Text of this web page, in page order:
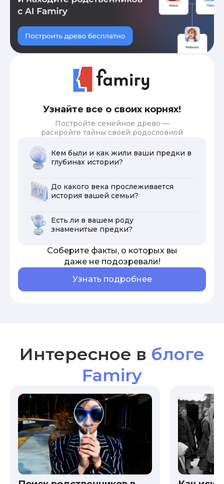
Узнайте все о своих корнях!
Постройте семейное древо —
раскройте тайны своей родословной
Кем были и как жили ваши предки в
глубинах истории?
До какого века прослеживается
история вашей семьи?
Есть ли в вашем роду
знаменитые предки?
Соберите факты, о которых вы
даже не подозревали!
Узнать подробнее
Интересное в блоге
Famiry